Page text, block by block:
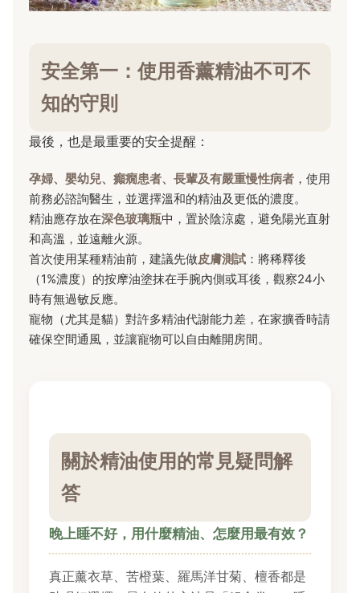
安全第一：使用香薰精油不可不
知的守則
最後，也是最重要的安全提醒：
孕婦、嬰幼兒、癲癇患者、長輩及有嚴重慢性病者 ，使用
前務必諮詢醫生，並選擇溫和的精油及更低的濃度。
精油應存放在深色玻璃瓶中，置於陰涼處，避免陽光直射
和高溫，並遠離火源。
首次使用某種精油前，建議先做皮膚測試 ：將稀釋後
（1%濃度）的按摩油塗抹在手腕內側或耳後，觀察24小
時有無過敏反應。
寵物（尤其是貓）對許多精油代謝能力差，在家擴香時請
確保空間通風，並讓寵物可以自由離開房間。
關於精油使用的常見疑問解
答
晚上睡不好，用什麼精油、怎麼用最有效？
真正薰衣草、苦橙葉、羅馬洋甘菊、檀香都是